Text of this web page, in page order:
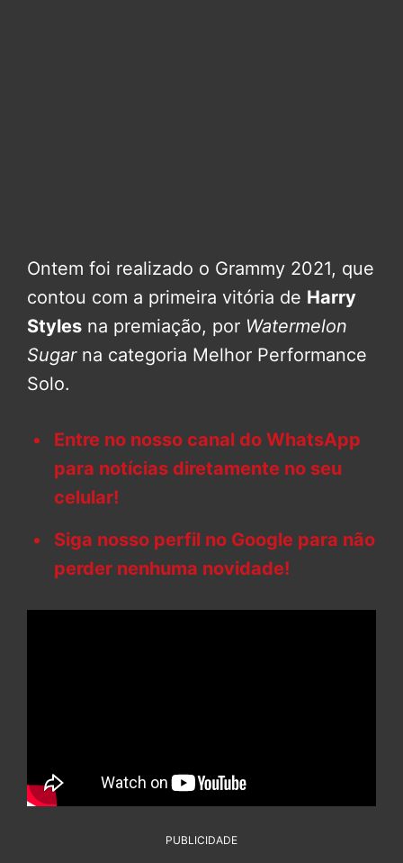
Ontem foi realizado o Grammy 2021, que
contou com a primeira vitória de Harry
Styles na premiação, por Watermelon
Sugarna categoria Melhor Performance
Solo.
Entre no nosso canal do WhatsApp
para notícias diretamente no seu
celular!
Siga nosso perfil no Google para não
perder nenhuma novidade!
PUBLICIDADE